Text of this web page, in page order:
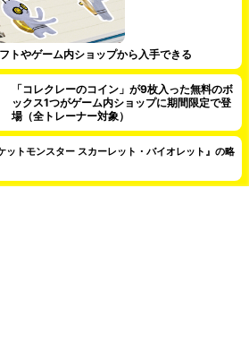
トやゲーム内ショップから入手できる
「コレクレーのコイン」が9枚入った無料のボ
ックス1つがゲーム内ショップに期間限定で登
場（全トレーナー対象）
ットモンスター スカーレット・バイオレット』の略